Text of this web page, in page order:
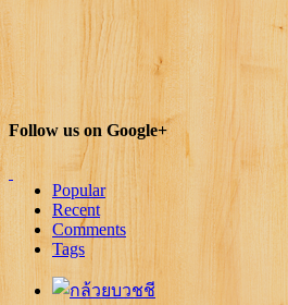
Follow us on Google+
Popular
Recent
Comments
Tags